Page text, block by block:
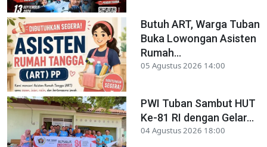
Butuh ART, Warga Tuban
Buka Lowongan Asisten
Rumah...
05 Agustus 2026 14:00
PWI Tuban Sambut HUT
Ke-81 RI dengan Gelar...
04 Agustus 2026 18:00